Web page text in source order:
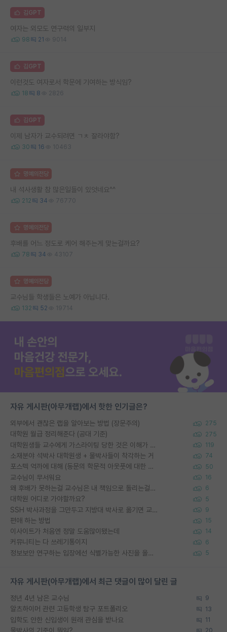
김GPT
여자는 외모도 연구력의 일부지
98 21 9014
김GPT
이런것도 여자로서 학문에 기여하는 방식임?
18 8 2826
김GPT
이제 남자가 교수되려면 ㄱㅊ 잘라야함?
30 16 10463
명예의전당
내 석사생활 참 많은일들이 있엇네요^^
212 34 76770
명예의전당
후배를 어느 정도로 케어 해주는게 맞는걸까요?
78 34 43107
명예의전당
교수님들 학생들은 노예가 아닙니다.
132 52 19714
자유 게시판(아무개랩)에서 핫한 인기글은?
외부에서 괜찮은 랩을 알아보는 방법 (장문주의) 275
대학원 월급 정리해준다 (공대 기준) 275
대학원생들 교수에게 가스라이팅 당한 것은 이해가 갑니다. 안타깝네요. 119
소재분야 석박사 대학원생 + 물박사들이 착각하는 거 74
포스텍 억까에 대해 (동문의 학문적 아웃풋에 대한 반박) 50
교수님이 무서워요 16
왜 후배가 못하는걸 교수님은 내 책임으로 돌리는걸까요? 6
대학원 어디로 가야할까요? 5
SSH 박사과정을 그만두고 지방대 박사로 옮기면 교수의 꿈은 끝일까요? 9
편애 하는 방법 15
이사이트가 처음엔 정말 도움많이됐는데 14
커뮤니티는 다 쓰레기통이지 6
정보보안 연구하는 입장에선 식별가능한 사진을 올리는건 비추이긴함 5
자유 게시판(아무개랩)에서 최근 댓글이 많이 달린 글
정년 4년 남은 교수님 9
알츠하이머 관련 고등학생 탐구 포트폴리오 13
입학도 안한 신입생이 원래 관심을 받나요 11